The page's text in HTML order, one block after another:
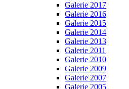
Galerie 2017
Galerie 2016
Galerie 2015
Galerie 2014
Galerie 2013
Galerie 2011
Galerie 2010
Galerie 2009
Galerie 2007
Galerie 2005